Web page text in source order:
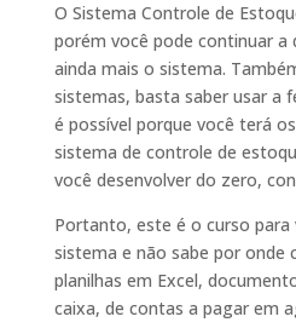
O Sistema Controle de
porém você pode continuar a
ainda mais o sistema.
sistemas, basta saber usar a
é possível porque você terá
sistema de controle de
você desenvolver do zero,
Portanto, este é o curso para
sistema e não sabe por onde
planilhas em Excel,
caixa, de contas a pagar em